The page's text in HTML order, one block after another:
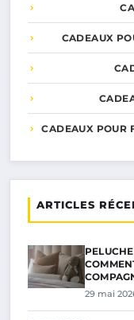
CADEAUX
CADEAUX POUR
ARTICLES
29 mai